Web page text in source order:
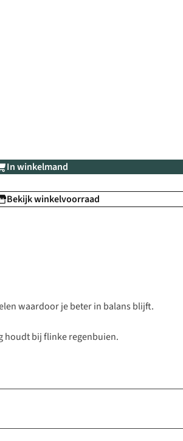
In winkelmand
Bekijk winkelvoorraad
waardoor je beter in balans blijft.
houdt bij flinke regenbuien.